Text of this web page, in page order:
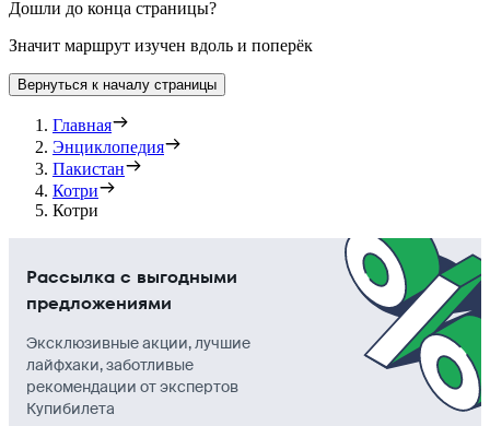
Дошли до конца страницы?
Значит маршрут изучен вдоль и поперёк
Вернуться к началу страницы
Главная
Энциклопедия
Пакистан
Котри
Котри
Рассылка с выгодными
предложениями
Эксклюзивные акции, лучшие
лайфхаки, заботливые
рекомендации от экспертов
Купибилета